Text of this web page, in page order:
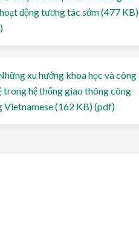
động tương tác sớm (477 KB)
xu hướng khoa học và công
trong hệ thống giao thông công
Vietnamese (162 KB) (pdf)